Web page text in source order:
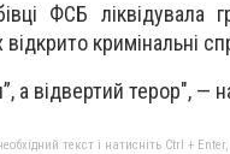
ФСБ ліквідувала
кримінальні
а відвертий терор", —
текст і натисніть Ctrl +